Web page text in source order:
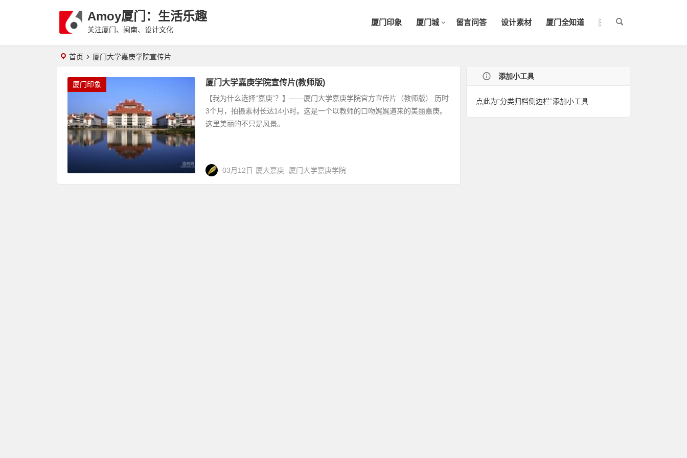
Amoy厦门：生活乐趣
关注厦门、闽南、设计文化
厦门印象 厦门城 留言问答 设计素材 厦门全知道
首页 厦门大学嘉庚学院宣传片
厦门印象 厦门大学嘉庚学院宣传片(教师版)
【我为什么选择“嘉庚”？】——厦门大学嘉庚学院官方宣传片（教师版） 历时
3个月，拍摄素材长达14小时。这是一个以教师的口吻娓娓道来的美丽嘉庚。
这里美丽的不只是风景。
03月12日 厦大嘉庚 厦门大学嘉庚学院
添加小工具
点此为“分类归档侧边栏”添加小工具